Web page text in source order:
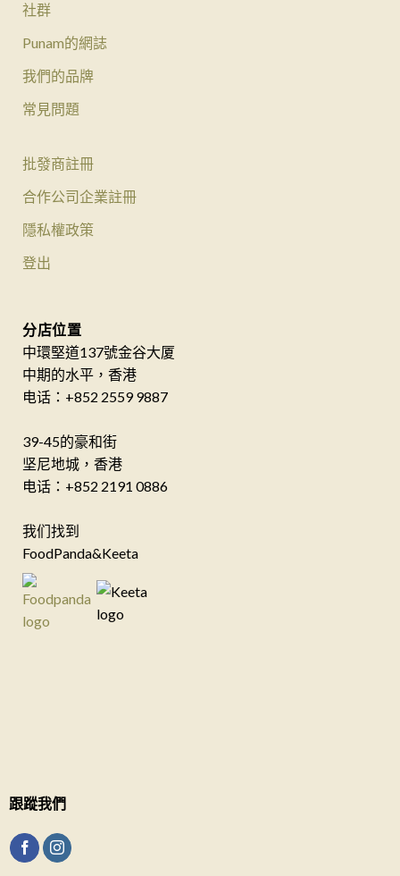
社群
Punam的網誌
我們的品牌
常見問題
批發商註冊
合作公司企業註冊
隱私權政策
登出
分店位置
中環堅道137號金谷大厦
中期的水平，香港
电话：+852 2559 9887
39-45的豪和街
坚尼地城，香港
电话：+852 2191 0886
我们找到
FoodPanda&Keeta
跟蹤我們